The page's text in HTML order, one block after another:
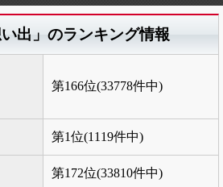
い出」のランキング情報
第166位(33778件中)
第1位(1119件中)
第172位(33810件中)